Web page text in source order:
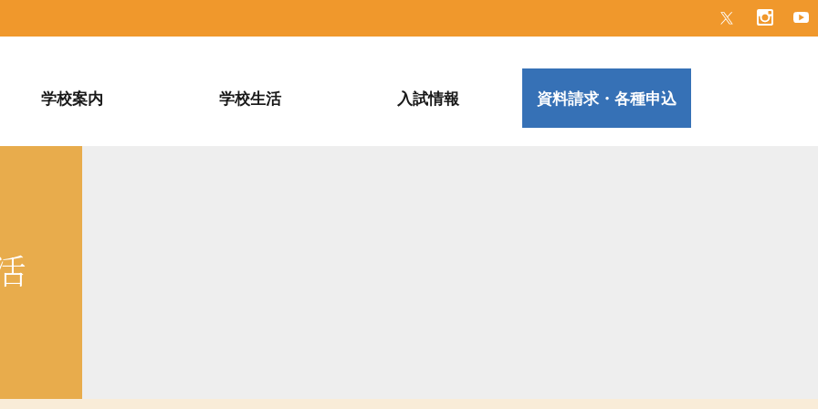
学校案内 学校生活 入試情報 資料請求・各種申込